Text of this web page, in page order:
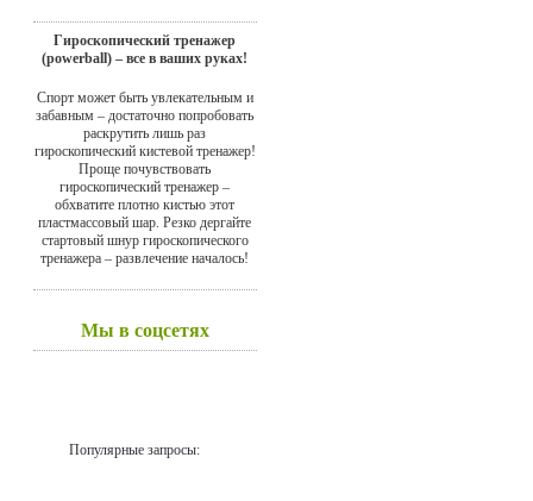
Гироскопический тренажер
(powerball) – все в ваших руках!
Спорт может быть увлекательным и
забавным – достаточно попробовать
раскрутить лишь раз
гироскопический кистевой тренажер!
Проще почувствовать
гироскопический тренажер –
обхватите плотно кистью этот
пластмассовый шар. Резко дергайте
стартовый шнур гироскопического
тренажера – развлечение началось!
Мы в соцсетях
Популярные запросы: